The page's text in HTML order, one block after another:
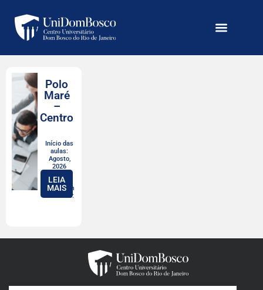
Polo
Maré
–
Centro
Início das
aulas:
Agosto,
2026
Valor com
desconto:
LEIA
MAIS